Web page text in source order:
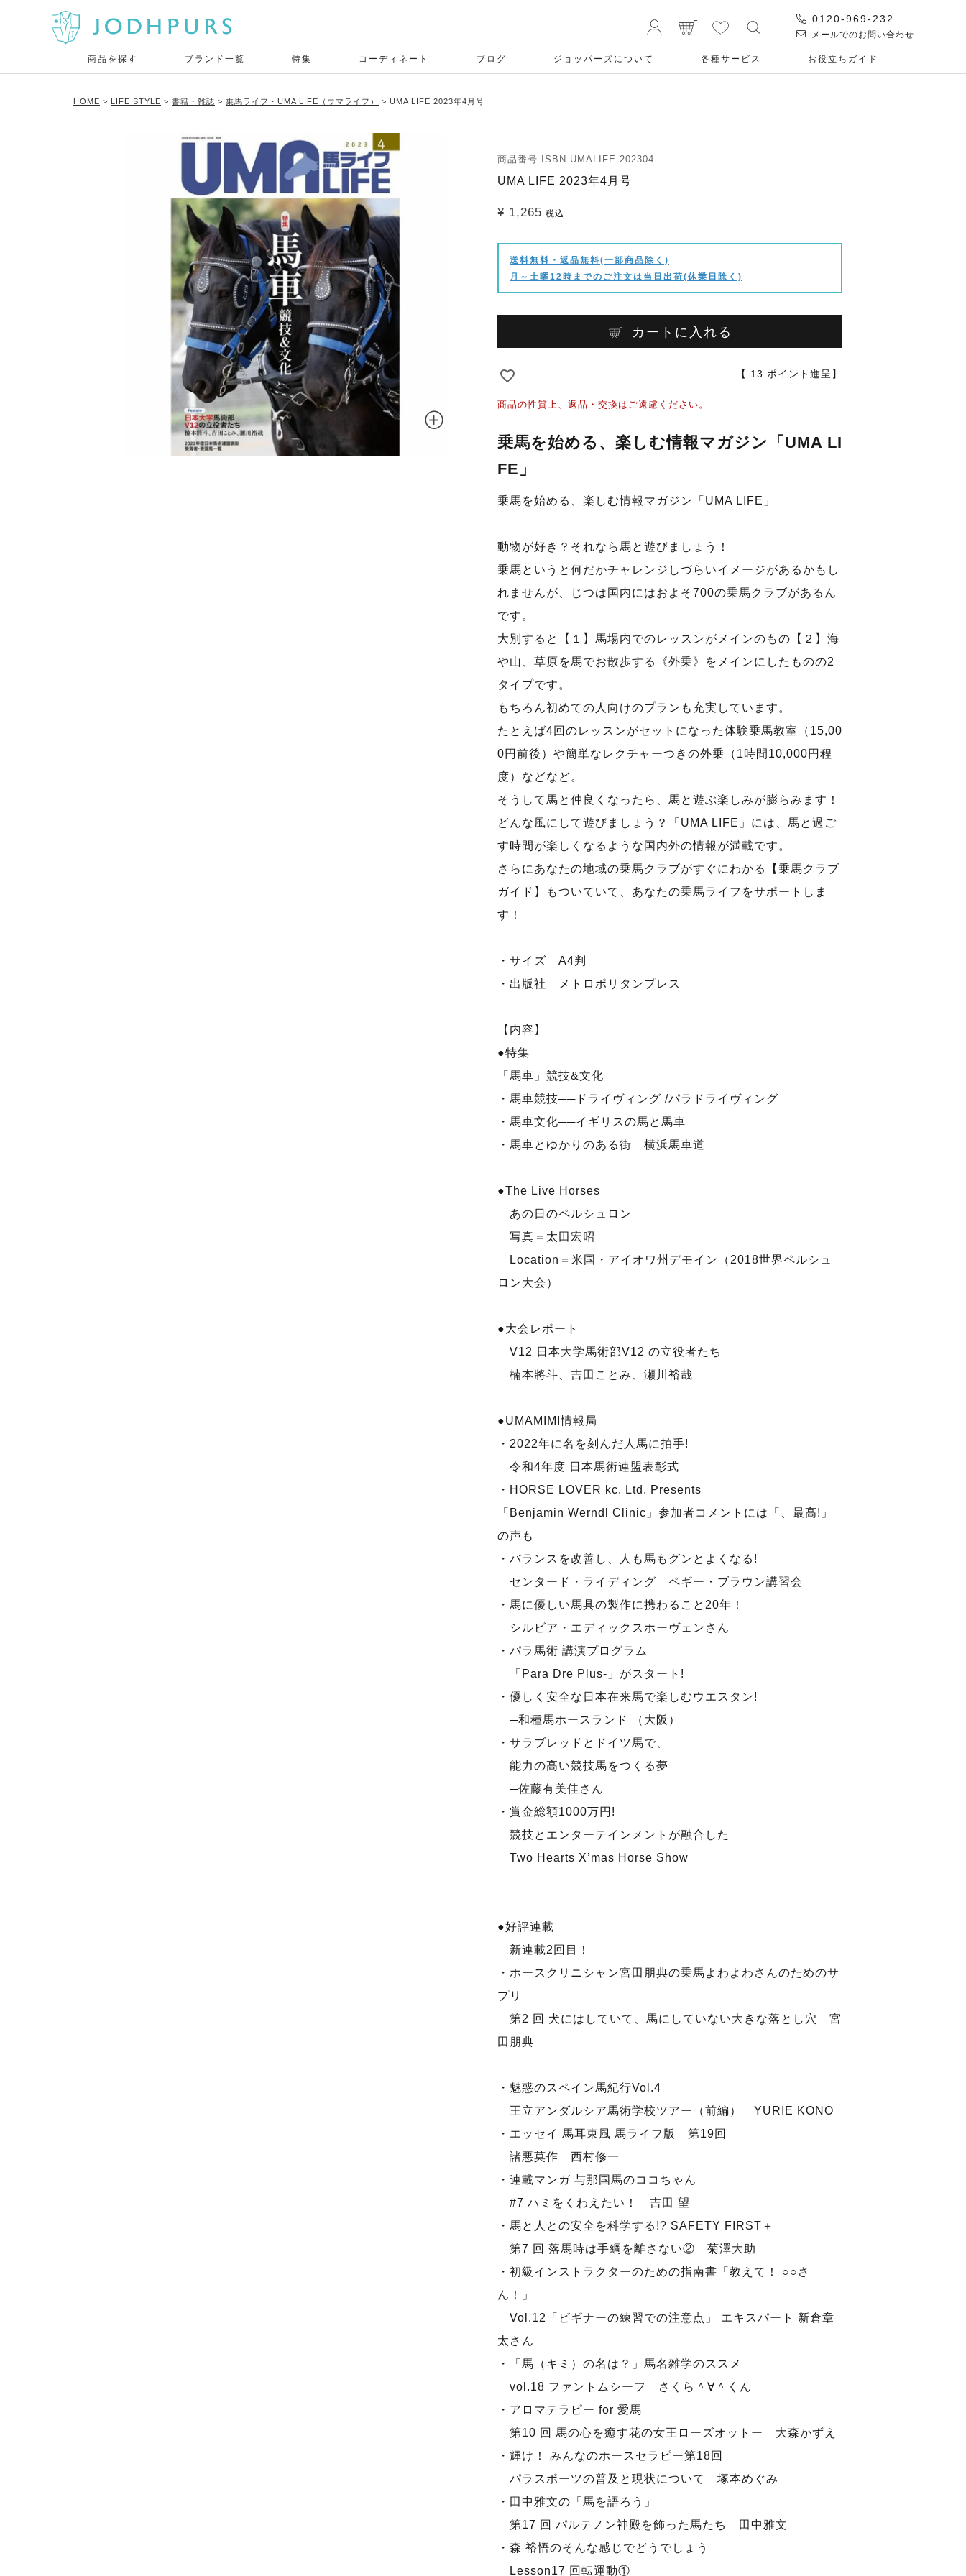
0120-969-232
メールでのお問い合わせ
商品を探す ブランド一覧 特集 コーディネート ブログ ジョッパーズについて 各種サービス お役⽴ちガイド
HOME LIFE STYLE 書籍・雑誌 乗馬ライフ・UMA LIFE（ウマライフ） UMA LIFE 2023年4月号
商品番号 ISBN-UMALIFE-202304
UMA LIFE 2023年4月号
¥ 1,265 税込
送料無料・返品無料(一部商品除く)
月～土曜12時までのご注文は当日出荷(休業日除く)
カートに入れる
【 13 ポイント進呈】
商品の性質上、返品・交換はご遠慮ください。
乗馬を始める、楽しむ情報マガジン「UMA LI
FE」
乗馬を始める、楽しむ情報マガジン「UMA LIFE」
動物が好き？それなら馬と遊びましょう！
乗馬というと何だかチャレンジしづらいイメージがあるかもし
れませんが、じつは国内にはおよそ700の乗馬クラブがあるん
です。
大別すると【１】馬場内でのレッスンがメインのもの【２】海
や山、草原を馬でお散歩する《外乗》をメインにしたものの2
タイプです。
もちろん初めての人向けのプランも充実しています。
たとえば4回のレッスンがセットになった体験乗馬教室（15,00
0円前後）や簡単なレクチャーつきの外乗（1時間10,000円程
度）などなど。
そうして馬と仲良くなったら、馬と遊ぶ楽しみが膨らみます！
どんな風にして遊びましょう？「UMA LIFE」には、馬と過ご
す時間が楽しくなるような国内外の情報が満載です。
さらにあなたの地域の乗馬クラブがすぐにわかる【乗馬クラブ
ガイド】もついていて、あなたの乗馬ライフをサポートしま
す！
・サイズ A4判
・出版社 メトロポリタンプレス
【内容】
●特集
「馬車」競技&文化
・馬車競技──ドライヴィング /パラドライヴィング
・馬車文化──イギリスの馬と馬車
・馬車とゆかりのある街 横浜馬車道
●The Live Horses
あの日のペルシュロン
写真＝太田宏昭
Location＝米国・アイオワ州デモイン（2018世界ペルシュ
ロン大会）
●大会レポート
V12 日本大学馬術部V12 の立役者たち
楠本將斗、吉田ことみ、瀬川裕哉
●UMAMIMI情報局
・2022年に名を刻んだ人馬に拍手!
令和4年度 日本馬術連盟表彰式
・HORSE LOVER kc. Ltd. Presents
「Benjamin Werndl Clinic」参加者コメントには「、最高!」
の声も
・バランスを改善し、人も馬もグンとよくなる!
センタード・ライディング ペギー・ブラウン講習会
・馬に優しい馬具の製作に携わること20年！
シルビア・エディックスホーヴェンさん
・パラ馬術 講演プログラム
「Para Dre Plus-」がスタート!
・優しく安全な日本在来馬で楽しむウエスタン!
─和種馬ホースランド （大阪）
・サラブレッドとドイツ馬で、
能力の高い競技馬をつくる夢
─佐藤有美佳さん
・賞金総額1000万円!
競技とエンターテインメントが融合した
Two Hearts X’mas Horse Show
●好評連載
新連載2回目！
・ホースクリニシャン宮田朋典の乗馬よわよわさんのためのサ
プリ
第2 回 犬にはしていて、馬にしていない大きな落とし穴 宮
田朋典
・魅惑のスペイン馬紀行Vol.4
王立アンダルシア馬術学校ツアー（前編） YURIE KONO
・エッセイ 馬耳東風 馬ライフ版 第19回
諸悪莫作 西村修一
・連載マンガ 与那国馬のココちゃん
#7 ハミをくわえたい！ 吉田 望
・馬と人との安全を科学する!? SAFETY FIRST＋
第7 回 落馬時は手綱を離さない② 菊澤大助
・初級インストラクターのための指南書「教えて！ ○○さ
ん！」
Vol.12「ビギナーの練習での注意点」 エキスパート 新倉章
太さん
・「馬（キミ）の名は？」馬名雑学のススメ
vol.18 ファントムシーフ さくら＾∀＾くん
・アロマテラピー for 愛馬
第10 回 馬の心を癒す花の女王ローズオットー 大森かずえ
・輝け！ みんなのホースセラピー第18回
パラスポーツの普及と現状について 塚本めぐみ
・田中雅文の「馬を語ろう」
第17 回 パルテノン神殿を飾った馬たち 田中雅文
・森 裕悟のそんな感じでどうでしょう
Lesson17 回転運動①